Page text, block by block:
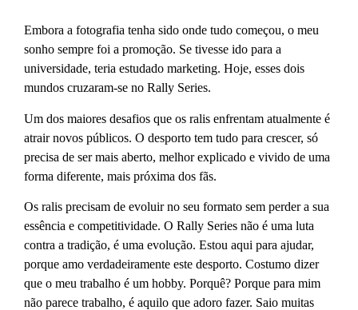
Embora a fotografia tenha sido onde tudo começou, o meu
sonho sempre foi a promoção. Se tivesse ido para a
universidade, teria estudado marketing. Hoje, esses dois
mundos cruzaram-se no Rally Series.
Um dos maiores desafios que os ralis enfrentam atualmente é
atrair novos públicos. O desporto tem tudo para crescer, só
precisa de ser mais aberto, melhor explicado e vivido de uma
forma diferente, mais próxima dos fãs.
Os ralis precisam de evoluir no seu formato sem perder a sua
essência e competitividade. O Rally Series não é uma luta
contra a tradição, é uma evolução. Estou aqui para ajudar,
porque amo verdadeiramente este desporto. Costumo dizer
que o meu trabalho é um hobby. Porquê? Porque para mim
não parece trabalho, é aquilo que adoro fazer. Saio muitas